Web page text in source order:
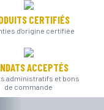
CERTIFIÉS
d'origine certifiée
ACCEPTÉS
administratifs et bons
de commande